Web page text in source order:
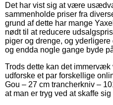
Det har vist sig at være
sammenholde priser fra
grund af dette har mange
nødt til at reducere
piger og drenge, og
og endda nogle gange byde
Trods dette kan det
udforske et par forskellige
Gou – 27 cm trancherkniv –
at man er tryg ved at skaffe